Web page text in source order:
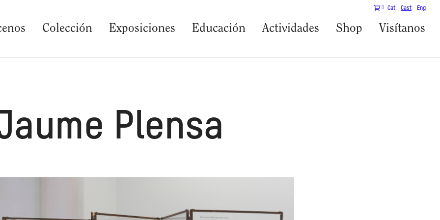
0 Cat Cast Eng
Colección Exposiciones Educación Actividades Shop Visítanos
Plensa